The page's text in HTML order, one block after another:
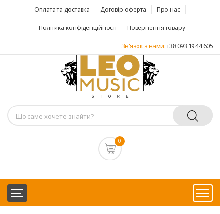
Оплата та доставка Договір оферта Про нас
Політика конфіденційності Повернення товару
Зв'язок з нами:+38 093 19 44 605
0